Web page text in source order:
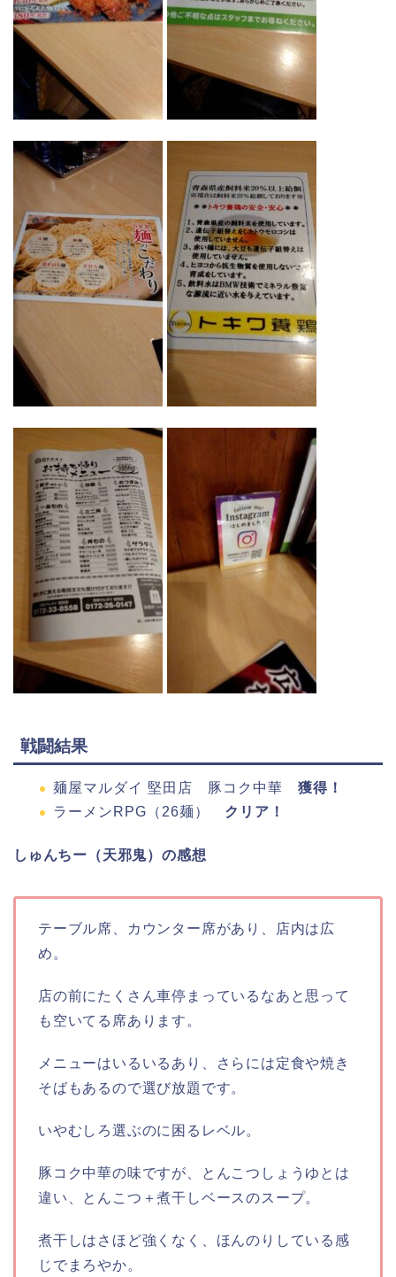
戦闘結果
麺屋マルダイ 堅田店 豚コク中華 獲得！
ラーメンRPG（26麺） クリア！
しゅんちー（天邪鬼）の感想
テーブル席、カウンター席があり、店内は広
め。
店の前にたくさん車停まっているなあと思って
も空いてる席あります。
メニューはいるいるあり、さらには定食や焼き
そばもあるので選び放題です。
いやむしろ選ぶのに困るレベル。
豚コク中華の味ですが、とんこつしょうゆとは
違い、とんこつ＋煮干しベースのスープ。
煮干しはさほど強くなく、ほんのりしている感
じでまろやか。